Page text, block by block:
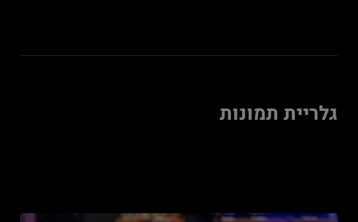
גלריית תמונות